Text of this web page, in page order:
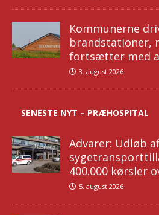
Kommunerne
brandstationer,
fortsætter med
3. august 2026
SENESTE NYT – PRÆHOSPITAL
Advarer: Udløb
400.000 kørsler
5. august 2026